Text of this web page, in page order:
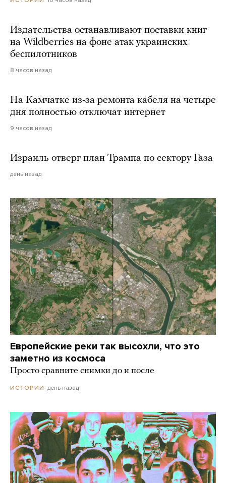
Издательства останавливают поставки книг
на Wildberries на фоне атак украинских
беспилотников
8 часов назад
На Камчатке из-за ремонта кабеля на четыре
дня полностью отключат интернет
9 часов назад
Израиль отверг план Трампа по сектору Газа
день назад
Европейские реки так высохли, что это
заметно из космоса
Просто сравните снимки до и после
ИСТОРИИ день назад